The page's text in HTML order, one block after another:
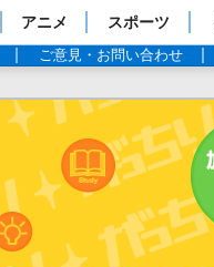
アニメ スポーツ
ご意見・お問い合わせ